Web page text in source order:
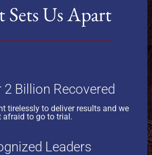
Sets Us Apart
2 Billion Recovered
tirelessly to deliver results and we
afraid to go to trial.
Leaders